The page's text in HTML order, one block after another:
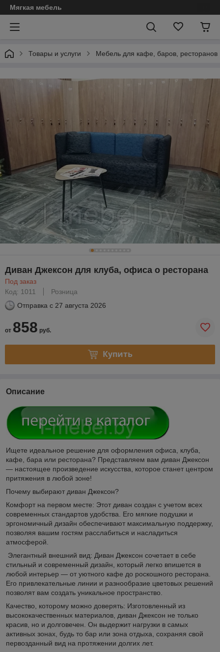
Мягкая мебель
Товары и услуги Мебель для кафе, баров, ресторанов
Диван Джексон для клуба, офиса о ресторана
Под заказ
Код: 1011
Розница
Отправка с 27 августа 2026
от 858 руб.
Купить
Описание
Ищете идеальное решение для оформления офиса, клуба,
кафе, бара или ресторана? Представляем вам диван Джексон
— настоящее произведение искусства, которое станет центром
притяжения в любой зоне!
Почему выбирают диван Джексон?
Комфорт на первом месте: Этот диван создан с учетом всех
современных стандартов удобства. Его мягкие подушки и
эргономичный дизайн обеспечивают максимальную поддержку,
позволяя вашим гостям расслабиться и насладиться
атмосферой.
Элегантный внешний вид: Диван Джексон сочетает в себе
стильный и современный дизайн, который легко впишется в
любой интерьер — от уютного кафе до роскошного ресторана.
Его привлекательные линии и разнообразие цветовых решений
позволят вам создать уникальное пространство.
Качество, которому можно доверять: Изготовленный из
высококачественных материалов, диван Джексон не только
красив, но и долговечен. Он выдержит нагрузки в самых
активных зонах, будь то бар или зона отдыха, сохраняя свой
первозданный вид на протяжении долгих лет.